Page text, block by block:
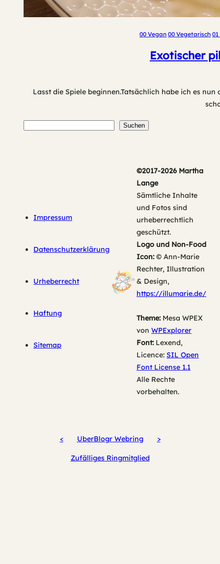
00 Vegan 00 Vegetarisch
Exotischer
Lasst die Spiele beginnen.Tatsächlich habe ich es
Suchen
Impressum
Datenschutzerklärung
Urheberrecht
Haftung
Sitemap
©2017-2026 Martha
Lange
Sämtliche Inhalte
und Fotos sind
urheberrechtlich
geschützt.
Logo und Non-Food
Icon:© Ann-Marie
Rechter, Illustration
& Design,
https://illumarie.de/
Theme:Mesa WPEX
von WPExplorer
Font:Lexend,
Licence: SIL Open
Font License 1.1
Alle Rechte
vorbehalten.
< UberBlogr Webring >
Zufälliges Ringmitglied